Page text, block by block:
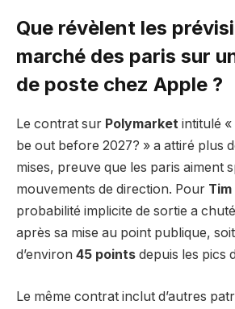
Que révèlent les
marché des paris sur
de poste chez Apple ?
Le contrat sur Polymarket intitulé «
be out before 2027? » a attiré plus
mises, preuve que les paris aiment
mouvements de direction. Pour Tim
probabilité implicite de sortie a
après sa mise au point publique,
d’environ 45 points depuis les pics
Le même contrat inclut d’autres